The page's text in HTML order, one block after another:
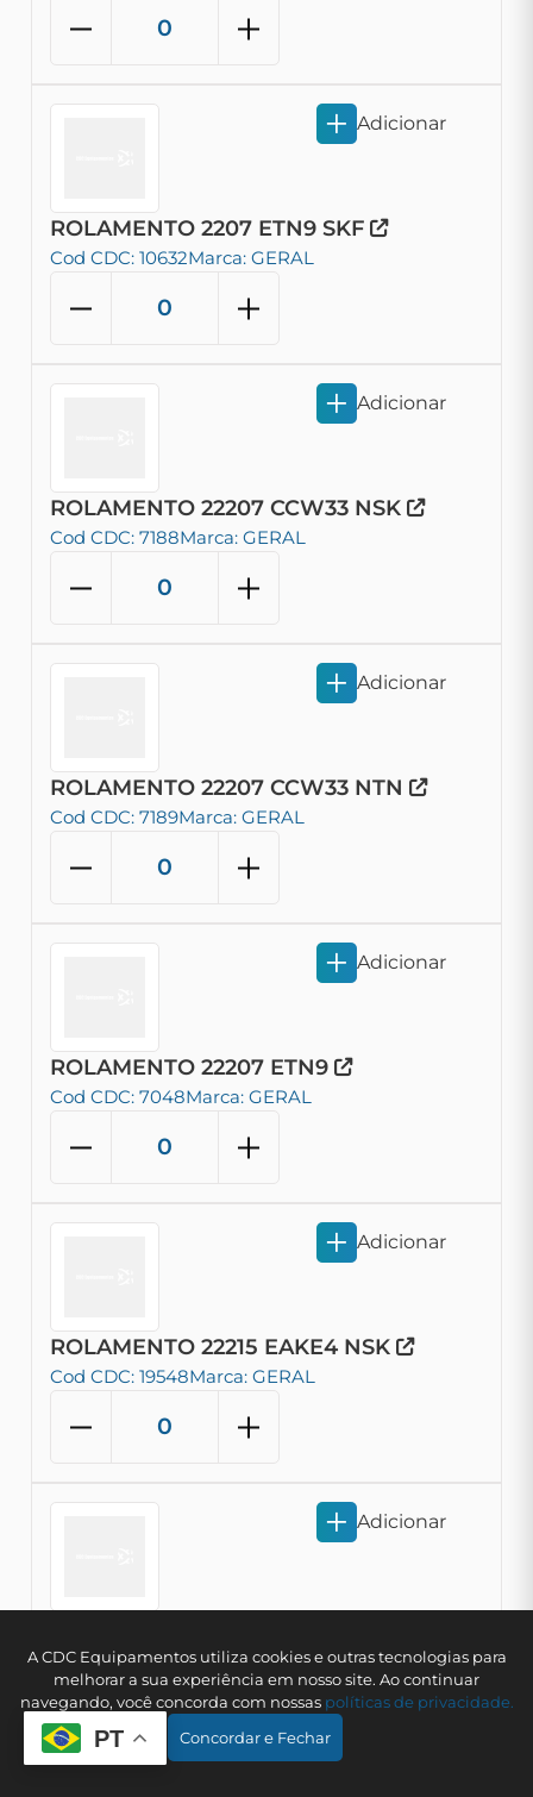
PT
ROLAMENTO 2207 ETN9 SKF
Cod CDC: 10632Marca: GERAL
Adicionar
ROLAMENTO 22207 CCW33 NSK
Cod CDC: 7188Marca: GERAL
Adicionar
ROLAMENTO 22207 CCW33 NTN
Cod CDC: 7189Marca: GERAL
Adicionar
ROLAMENTO 22207 ETN9
Cod CDC: 7048Marca: GERAL
Adicionar
ROLAMENTO 22215 EAKE4 NSK
Cod CDC: 19548Marca: GERAL
Adicionar
Cod CDC: 19785Marca: GERAL
Adicionar
A CDC Equipamentos utiliza cookies e outras tecnologias para
melhorar a sua experiência em nosso site. Ao continuar
navegando, você concorda com nossas polí­ticas de privacidade.
Concordar e Fechar